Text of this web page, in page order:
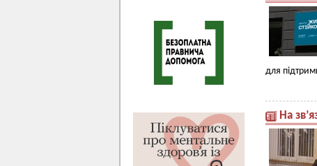
для
На